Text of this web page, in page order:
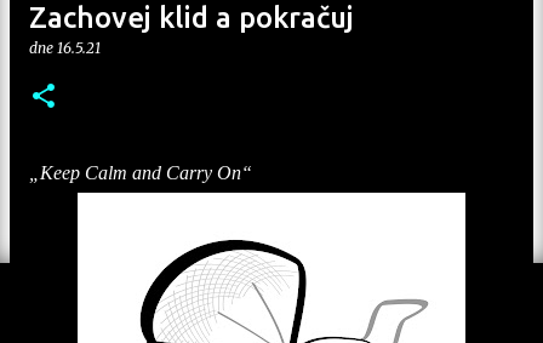
Zachovej klid a pokračuj
dne 16.5.21
„Keep Calm and Carry On“